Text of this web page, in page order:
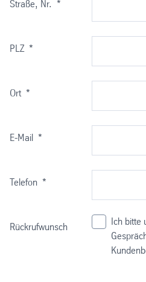
Reflex ist prägbar
Straße, Nr. *
PLZ *
Ort *
E-Mail *
Telefon *
Rückrufwunsch
Ich bitte